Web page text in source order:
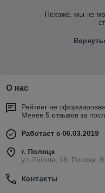
Похоже, мы не
О нас
Рейтинг не сформирован
Менее 5 отзывов за
Работает с 06.03.2019
г. Полоцк
ул. Гоголя, 16, Полоцк,
Контакты